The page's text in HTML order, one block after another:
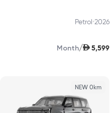
2026
•
Petrol
AED 5,599
/
Month
NEW 0km